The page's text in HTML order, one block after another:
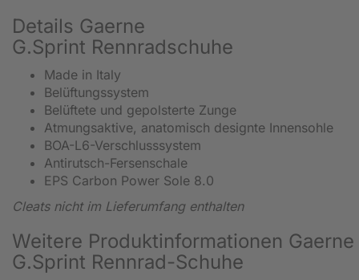
Details Gaerne
G.Sprint Rennradschuhe
Made in Italy
Belüftungssystem
Belüftete und gepolsterte Zunge
Atmungsaktive, anatomisch designte Innensohle
BOA-L6-Verschlusssystem
Antirutsch-Fersenschale
EPS Carbon Power Sole 8.0
Cleats nicht im Lieferumfang enthalten
Weitere Produktinformationen Gaerne
G.Sprint Rennrad-Schuhe